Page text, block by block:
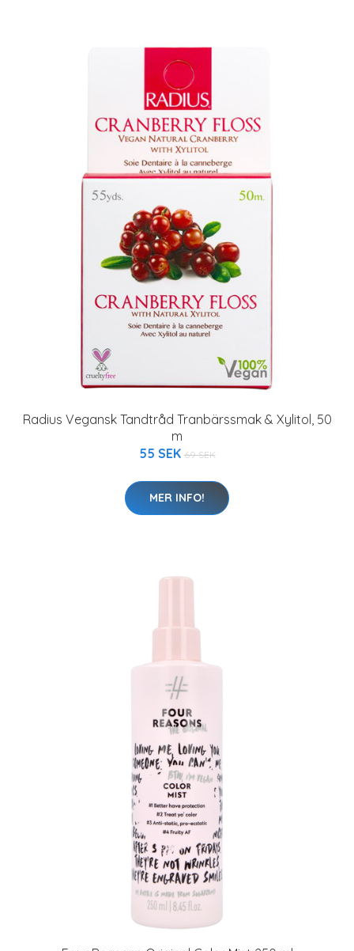
Radius Vegansk Tandtråd Tranbärssmak & Xylitol, 50
m
55 SEK 69 SEK
MER INFO!